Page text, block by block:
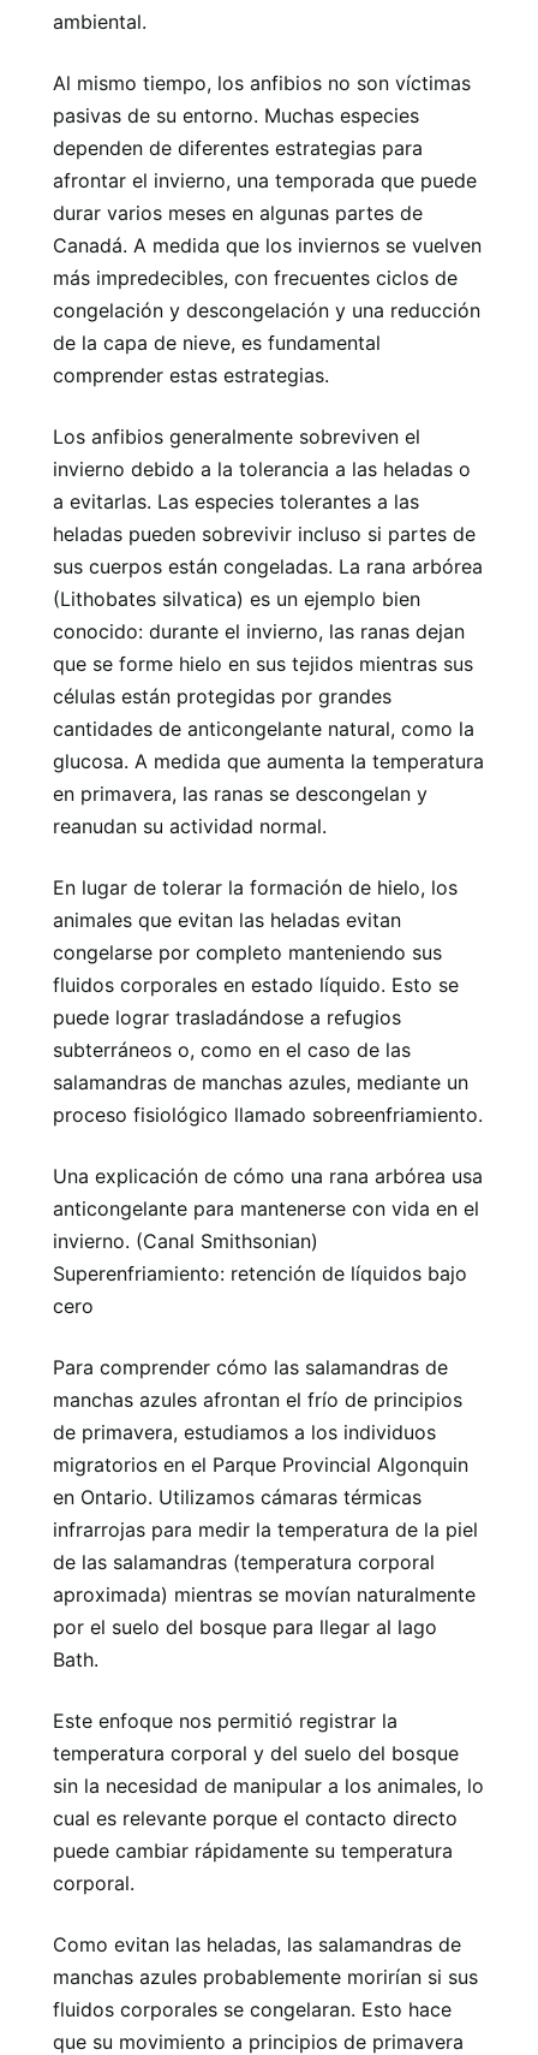
ambiental.
Al mismo tiempo, los anfibios no son víctimas
pasivas de su entorno. Muchas especies
dependen de diferentes estrategias para
afrontar el invierno, una temporada que puede
durar varios meses en algunas partes de
Canadá. A medida que los inviernos se vuelven
más impredecibles, con frecuentes ciclos de
congelación y descongelación y una reducción
de la capa de nieve, es fundamental
comprender estas estrategias.
Los anfibios generalmente sobreviven el
invierno debido a la tolerancia a las heladas o
a evitarlas. Las especies tolerantes a las
heladas pueden sobrevivir incluso si partes de
sus cuerpos están congeladas. La rana arbórea
(Lithobates silvatica) es un ejemplo bien
conocido: durante el invierno, las ranas dejan
que se forme hielo en sus tejidos mientras sus
células están protegidas por grandes
cantidades de anticongelante natural, como la
glucosa. A medida que aumenta la temperatura
en primavera, las ranas se descongelan y
reanudan su actividad normal.
En lugar de tolerar la formación de hielo, los
animales que evitan las heladas evitan
congelarse por completo manteniendo sus
fluidos corporales en estado líquido. Esto se
puede lograr trasladándose a refugios
subterráneos o, como en el caso de las
salamandras de manchas azules, mediante un
proceso fisiológico llamado sobreenfriamiento.
Una explicación de cómo una rana arbórea usa
anticongelante para mantenerse con vida en el
invierno. (Canal Smithsonian)
Superenfriamiento: retención de líquidos bajo
cero
Para comprender cómo las salamandras de
manchas azules afrontan el frío de principios
de primavera, estudiamos a los individuos
migratorios en el Parque Provincial Algonquin
en Ontario. Utilizamos cámaras térmicas
infrarrojas para medir la temperatura de la piel
de las salamandras (temperatura corporal
aproximada) mientras se movían naturalmente
por el suelo del bosque para llegar al lago
Bath.
Este enfoque nos permitió registrar la
temperatura corporal y del suelo del bosque
sin la necesidad de manipular a los animales, lo
cual es relevante porque el contacto directo
puede cambiar rápidamente su temperatura
corporal.
Como evitan las heladas, las salamandras de
manchas azules probablemente morirían si sus
fluidos corporales se congelaran. Esto hace
que su movimiento a principios de primavera